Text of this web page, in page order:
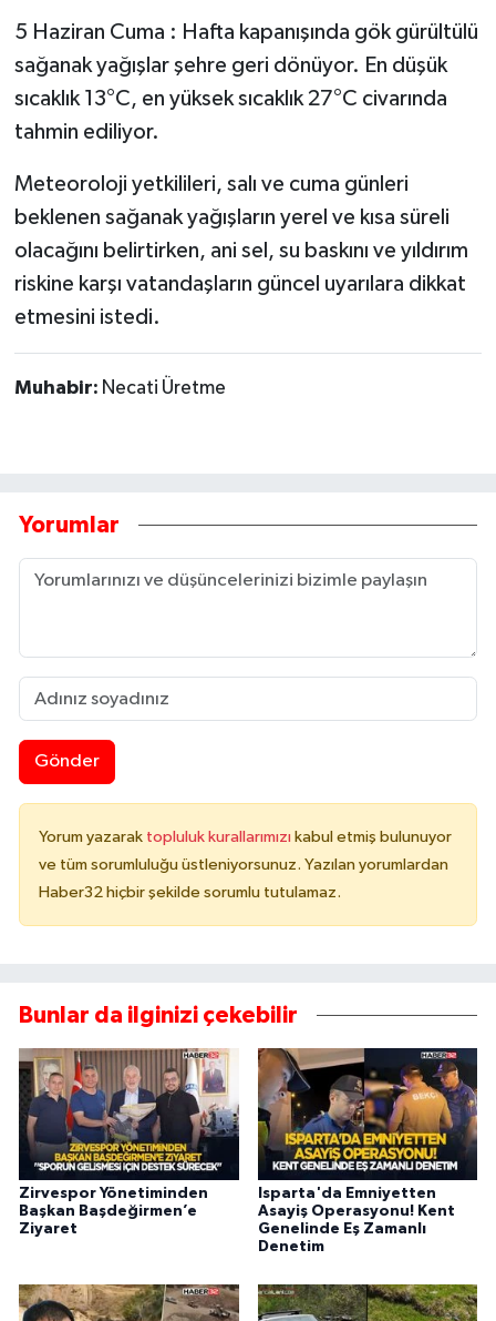
5 Haziran Cuma : Hafta kapanışında gök gürültülü
sağanak yağışlar şehre geri dönüyor. En düşük
sıcaklık 13°C, en yüksek sıcaklık 27°C civarında
tahmin ediliyor.
Meteoroloji yetkilileri, salı ve cuma günleri
beklenen sağanak yağışların yerel ve kısa süreli
olacağını belirtirken, ani sel, su baskını ve yıldırım
riskine karşı vatandaşların güncel uyarılara dikkat
etmesini istedi.
Muhabir: Necati Üretme
Yorumlar
Gönder
Yorum yazarak topluluk kurallarımızı kabul etmiş bulunuyor
ve tüm sorumluluğu üstleniyorsunuz. Yazılan yorumlardan
Haber32 hiçbir şekilde sorumlu tutulamaz.
Bunlar da ilginizi çekebilir
Zirvespor Yönetiminden
Başkan Başdeğirmen’e
Ziyaret
Isparta'da Emniyetten
Asayiş Operasyonu! Kent
Genelinde Eş Zamanlı
Denetim